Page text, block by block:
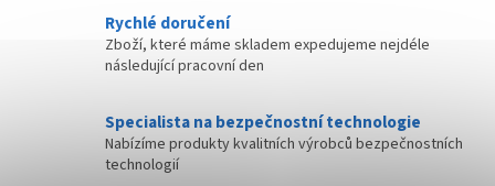
Rychlé doručení
Zboží, které máme skladem expedujeme nejdéle
následující pracovní den
Specialista na bezpečnostní technologie
Nabízíme produkty kvalitních výrobců bezpečnostních
technologií